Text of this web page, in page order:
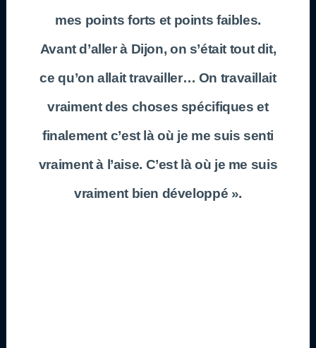
mes points forts et points faibles.
Avant d’aller à Dijon, on s’était tout dit,
ce qu’on allait travailler… On travaillait
vraiment des choses spécifiques et
finalement c’est là où je me suis senti
vraiment à l’aise. C’est là où je me suis
vraiment bien développé ».